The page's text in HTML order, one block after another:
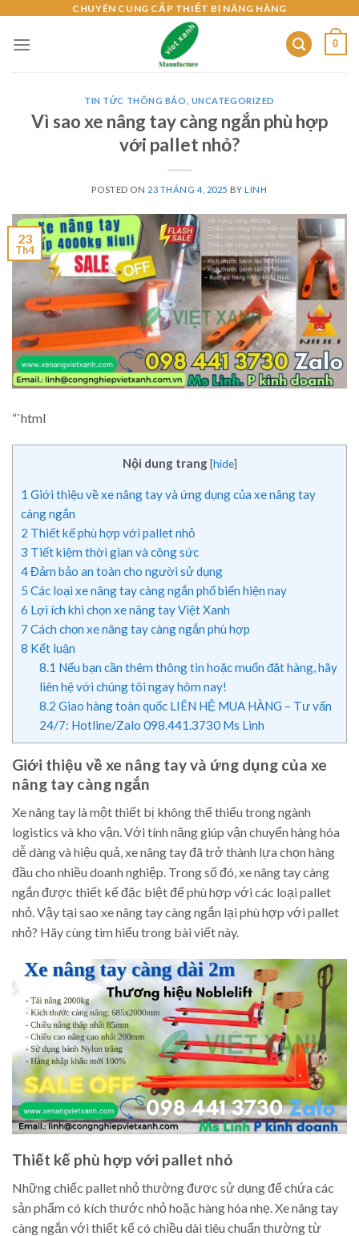
content
CHUYÊN CUNG CẤP THIẾT BỊ NÂNG HÀNG
0
TIN TỨC THÔNG BÁO UNCATEGORIZED
Vì sao xe nâng tay càng ngắn phù hợp
với pallet nhỏ?
POSTED ON 23 THÁNG 4, 2025 BYLINH
23
Th4
“`html
Nội dung trang [hide]
1 Giới thiệu về xe nâng tay và ứng dụng của xe nâng tay
càng ngắn
2 Thiết kế phù hợp với pallet nhỏ
3 Tiết kiệm thời gian và công sức
4Đảm bảo an toàn cho người sử dụng
5 Các loại xe nâng tay càng ngắn phổ biến hiện nay
6 Lợi ích khi chọn xe nâng tay Việt Xanh
7 Cách chọn xe nâng tay càng ngắn phù hợp
8 Kết luận
8.1 Nếu bạn cần thêm thông tin hoặc muốn đặt hàng, hãy
liên hệ với chúng tôi ngay hôm nay!
8.2 Giao hàng toàn quốc LIÊN HỆ MUA HÀNG – Tư vấn
24/7: Hotline/Zalo 098.441.3730 Ms Linh
Giới thiệu về xe nâng tay và ứng dụng của xe
nâng tay càng ngắn
Xe nâng tay là một thiết bị không thể thiếu trong ngành
logistics và kho vận. Với tính năng giúp vận chuyển hàng hóa
dễ dàng và hiệu quả, xe nâng tay đã trở thành lựa chọn hàng
đầu cho nhiều doanh nghiệp. Trong số đó, xe nâng tay càng
ngắn được thiết kế đặc biệt để phù hợp với các loại pallet
nhỏ. Vậy tại sao xe nâng tay càng ngắn lại phù hợp với pallet
nhỏ? Hãy cùng tìm hiểu trong bài viết này.
Thiết kế phù hợp với pallet nhỏ
Những chiếc pallet nhỏ thường được sử dụng để chứa các
sản phẩm có kích thước nhỏ hoặc hàng hóa nhẹ. Xe nâng tay
càng ngắn với thiết kế có chiều dài tiêu chuẩn thường từ